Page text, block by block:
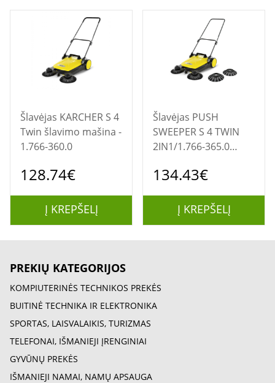
Šlavėjas KARCHER S 4
Twin šlavimo mašina -
1.766-360.0
128.74€
Į KREPŠELĮ
Šlavėjas PUSH
SWEEPER S 4 TWIN
2IN1/1.766-365.0
134.43€
Į KREPŠELĮ
PREKIŲ KATEGORIJOS
KOMPIUTERINĖS TECHNIKOS PREKĖS
BUITINĖ TECHNIKA IR ELEKTRONIKA
SPORTAS, LAISVALAIKIS, TURIZMAS
TELEFONAI, IŠMANIEJI ĮRENGINIAI
GYVŪNŲ PREKĖS
IŠMANIEJI NAMAI, NAMŲ APSAUGA